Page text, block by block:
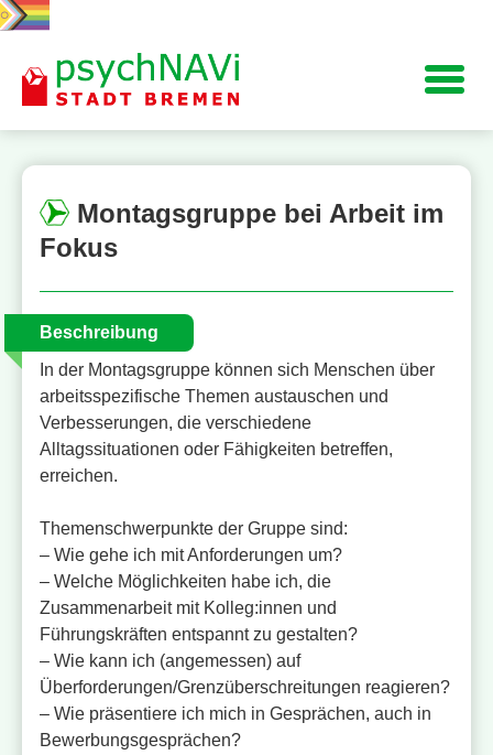
Navigation
Montagsgruppe bei Arbeit im
Fokus
Beschreibung
In der Montagsgruppe können sich Menschen über
arbeitsspezifische Themen austauschen und
Verbesserungen, die verschiedene
Alltagssituationen oder Fähigkeiten betreffen,
erreichen.
Themenschwerpunkte der Gruppe sind:
– Wie gehe ich mit Anforderungen um?
– Welche Möglichkeiten habe ich, die
Zusammenarbeit mit Kolleg:innen und
Führungskräften entspannt zu gestalten?
– Wie kann ich (angemessen) auf
Überforderungen/Grenzüberschreitungen reagieren?
– Wie präsentiere ich mich in Gesprächen, auch in
Bewerbungsgesprächen?